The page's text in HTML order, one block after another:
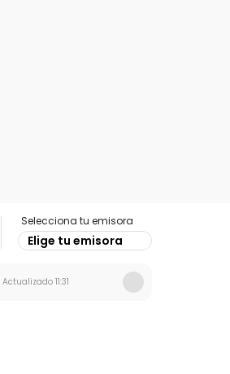
Selecciona tu emisora
Elige tu emisora
Actualizado 11:31